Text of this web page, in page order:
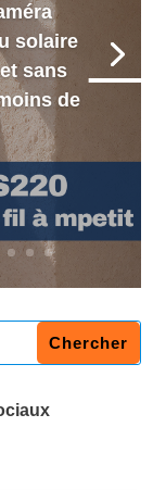
solaire
sans
de